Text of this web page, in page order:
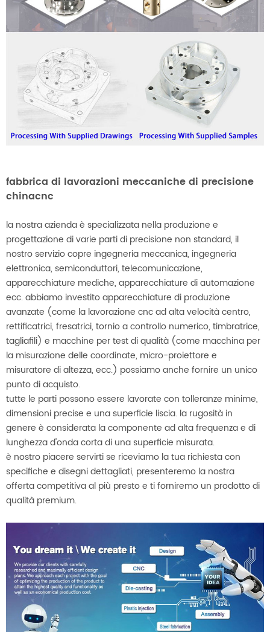
fabbrica di lavorazioni meccaniche di precisione
chinacnc
la nostra azienda è specializzata nella produzione e
progettazione di varie parti di precisione non standard, il
nostro servizio copre ingegneria meccanica, ingegneria
elettronica, semiconduttori, telecomunicazione,
apparecchiature mediche, apparecchiature di automazione
ecc. abbiamo investito apparecchiature di produzione
avanzate (come la lavorazione cnc ad alta velocità centro,
rettificatrici, fresatrici, tornio a controllo numerico, timbratrice,
tagliafili) e macchine per test di qualità (come macchina per
la misurazione delle coordinate, micro-proiettore e
misuratore di altezza, ecc.) possiamo anche fornire un unico
punto di acquisto.
tutte le parti possono essere lavorate con tolleranze minime,
dimensioni precise e una superficie liscia. la rugosità in
genere è considerata la componente ad alta frequenza e di
lunghezza d'onda corta di una superficie misurata.
è nostro piacere servirti se riceviamo la tua richiesta con
specifiche e disegni dettagliati, presenteremo la nostra
offerta competitiva al più presto e ti forniremo un prodotto di
qualità premium.